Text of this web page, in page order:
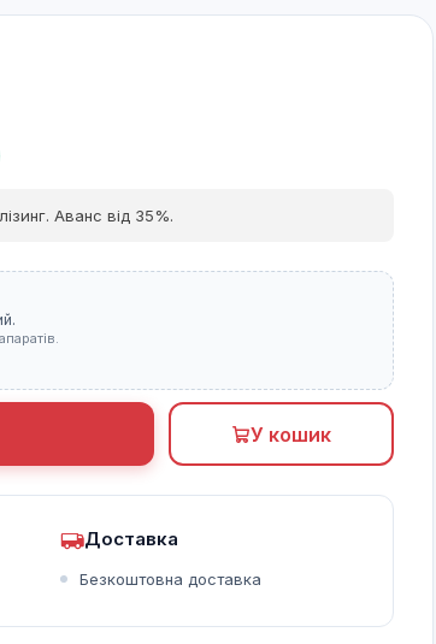
Аванс від 35%.
У кошик
Доставка
Безкоштовна доставка